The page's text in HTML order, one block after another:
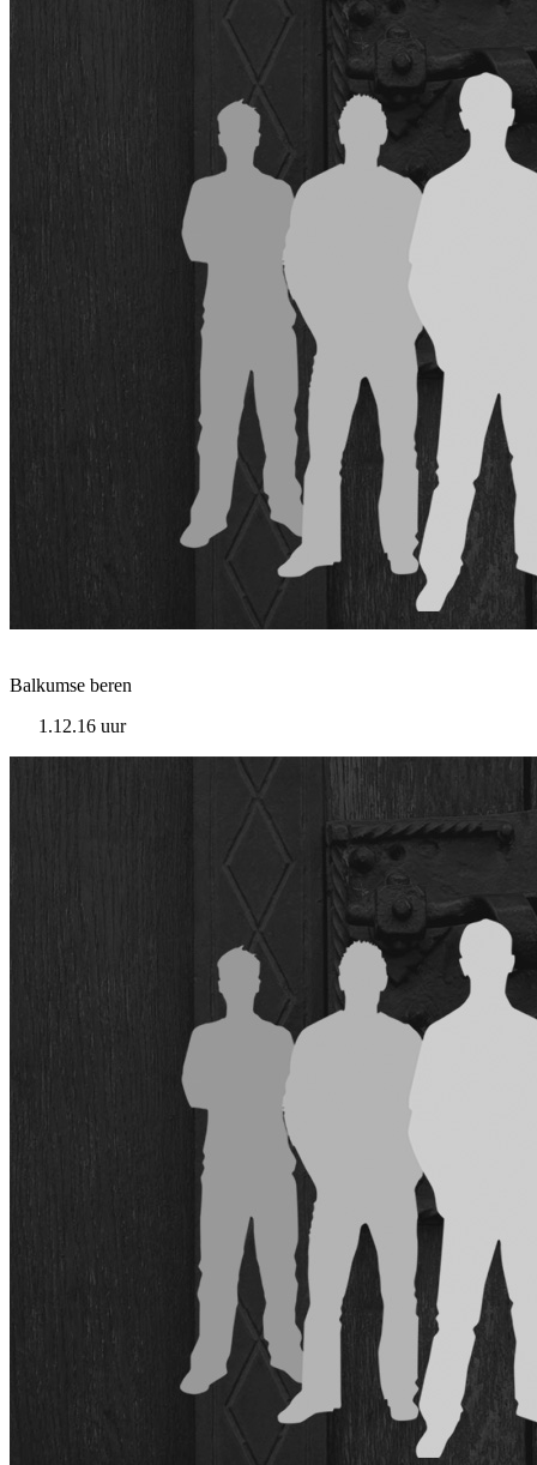
Balkumse beren
1.12.16 uur